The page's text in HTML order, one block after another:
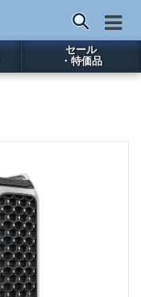
セール
・特価品